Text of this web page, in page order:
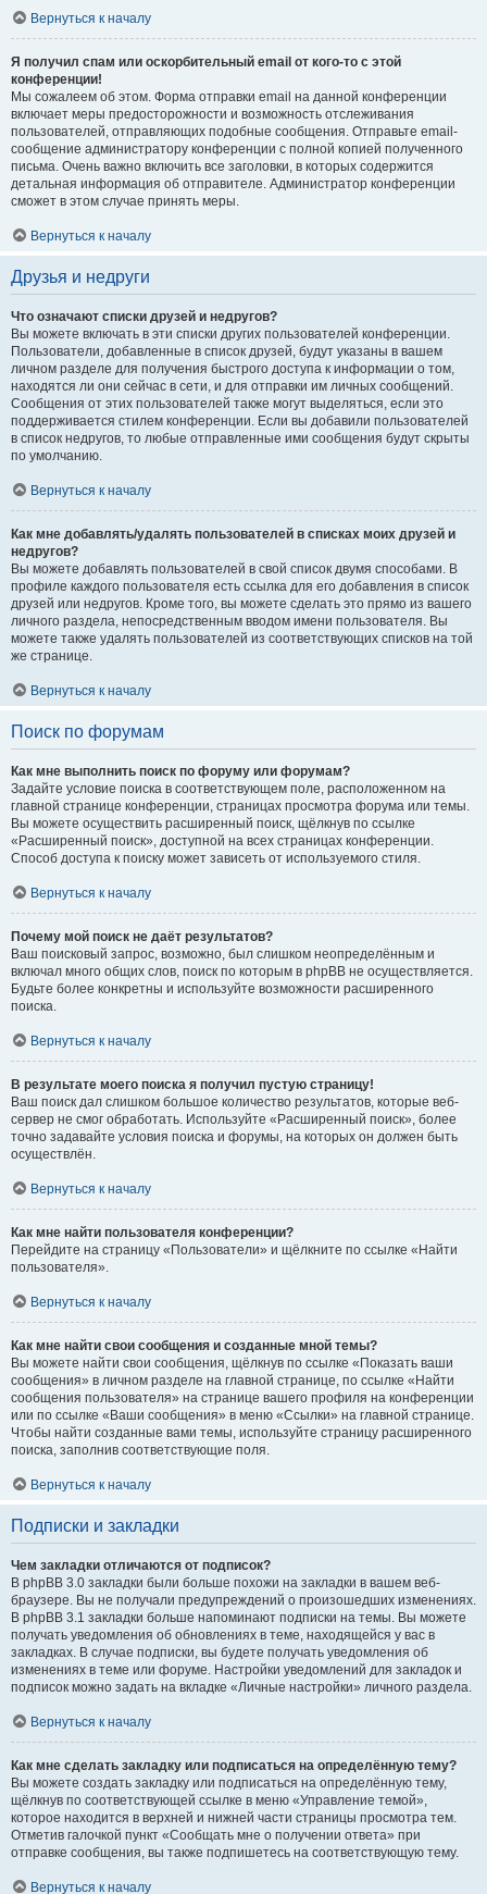
Вернуться к началу
Я получил спам или оскорбительный email от кого-то с этой
конференции!
Мы сожалеем об этом. Форма отправки email на данной конференции
включает меры предосторожности и возможность отслеживания
пользователей, отправляющих подобные сообщения. Отправьте email-
сообщение администратору конференции с полной копией полученного
письма. Очень важно включить все заголовки, в которых содержится
детальная информация об отправителе. Администратор конференции
сможет в этом случае принять меры.
Вернуться к началу
Друзья и недруги
Что означают списки друзей и недругов?
Вы можете включать в эти списки других пользователей конференции.
Пользователи, добавленные в список друзей, будут указаны в вашем
личном разделе для получения быстрого доступа к информации о том,
находятся ли они сейчас в сети, и для отправки им личных сообщений.
Сообщения от этих пользователей также могут выделяться, если это
поддерживается стилем конференции. Если вы добавили пользователей
в список недругов, то любые отправленные ими сообщения будут скрыты
по умолчанию.
Вернуться к началу
Как мне добавлять/удалять пользователей в списках моих друзей и
недругов?
Вы можете добавлять пользователей в свой список двумя способами. В
профиле каждого пользователя есть ссылка для его добавления в список
друзей или недругов. Кроме того, вы можете сделать это прямо из вашего
личного раздела, непосредственным вводом имени пользователя. Вы
можете также удалять пользователей из соответствующих списков на той
же странице.
Вернуться к началу
Поиск по форумам
Как мне выполнить поиск по форуму или форумам?
Задайте условие поиска в соответствующем поле, расположенном на
главной странице конференции, страницах просмотра форума или темы.
Вы можете осуществить расширенный поиск, щёлкнув по ссылке
«Расширенный поиск», доступной на всех страницах конференции.
Способ доступа к поиску может зависеть от используемого стиля.
Вернуться к началу
Почему мой поиск не даёт результатов?
Ваш поисковый запрос, возможно, был слишком неопределённым и
включал много общих слов, поиск по которым в phpBB не осуществляется.
Будьте более конкретны и используйте возможности расширенного
поиска.
Вернуться к началу
В результате моего поиска я получил пустую страницу!
Ваш поиск дал слишком большое количество результатов, которые веб-
сервер не смог обработать. Используйте «Расширенный поиск», более
точно задавайте условия поиска и форумы, на которых он должен быть
осуществлён.
Вернуться к началу
Как мне найти пользователя конференции?
Перейдите на страницу «Пользователи» и щёлкните по ссылке «Найти
пользователя».
Вернуться к началу
Как мне найти свои сообщения и созданные мной темы?
Вы можете найти свои сообщения, щёлкнув по ссылке «Показать ваши
сообщения» в личном разделе на главной странице, по ссылке «Найти
сообщения пользователя» на странице вашего профиля на конференции
или по ссылке «Ваши сообщения» в меню «Ссылки» на главной странице.
Чтобы найти созданные вами темы, используйте страницу расширенного
поиска, заполнив соответствующие поля.
Вернуться к началу
Подписки и закладки
Чем закладки отличаются от подписок?
В phpBB 3.0 закладки были больше похожи на закладки в вашем веб-
браузере. Вы не получали предупреждений о произошедших изменениях.
В phpBB 3.1 закладки больше напоминают подписки на темы. Вы можете
получать уведомления об обновлениях в теме, находящейся у вас в
закладках. В случае подписки, вы будете получать уведомления об
изменениях в теме или форуме. Настройки уведомлений для закладок и
подписок можно задать на вкладке «Личные настройки» личного раздела.
Вернуться к началу
Как мне сделать закладку или подписаться на определённую тему?
Вы можете создать закладку или подписаться на определённую тему,
щёлкнув по соответствующей ссылке в меню «Управление темой»,
которое находится в верхней и нижней части страницы просмотра тем.
Отметив галочкой пункт «Сообщать мне о получении ответа» при
отправке сообщения, вы также подпишетесь на соответствующую тему.
Вернуться к началу